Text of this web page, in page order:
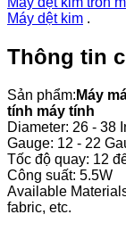
Máy dệt kim .
Thông tin
Sản phẩm: Máy
tính máy tính
Diameter: 26 - 38
Gauge: 12 - 22
Tốc độ quay: 12
Công suất: 5.5W
Available
fabric, etc.